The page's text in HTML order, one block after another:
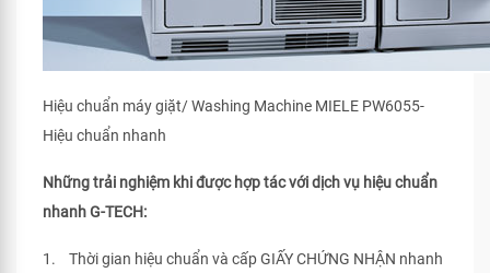
Hiệu chuẩn máy giặt/ Washing Machine MIELE PW6055-
Hiệu chuẩn nhanh
Những trải nghiệm khi được hợp tác với dịch vụ hiệu chuẩn
nhanh G-TECH:
1. Thời gian hiệu chuẩn và cấp GIẤY CHỨNG NHẬN nhanh